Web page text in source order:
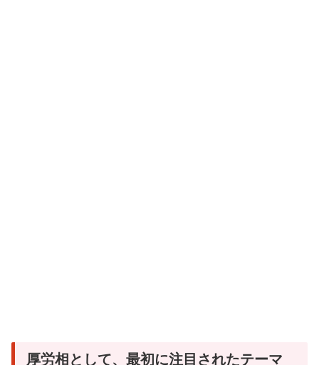
厚労相として、最初に注目されたテーマ